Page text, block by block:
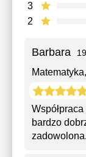
2
3
Barbara
Matematyka
bardzo